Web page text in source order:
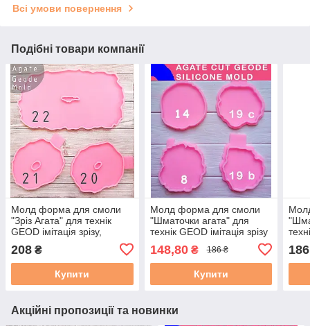
Всі умови повернення
Подібні товари компанії
Молд форма для смоли
"Зріз Агата" для технік
GEOD імітація зрізу,
208 ₴
Купити
Молд форма для смоли
"Шматочки агата" для
технік GEOD імітація зрізу
148,80₴ 186 ₴
Купити
186
Акційні пропозиції та новинки